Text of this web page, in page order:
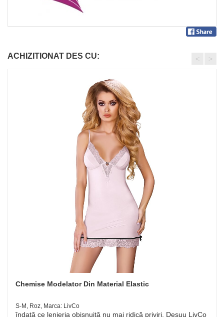
ACHIZITIONAT DES CU:
Chemise Modelator Din Material Elastic
S-M, Roz, Marca: LivCo
îndată ce lenjeria obișnuită nu mai ridică priviri, Desuu LivCo
< >